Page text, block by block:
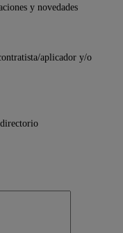
y novedades
aplicador y/o